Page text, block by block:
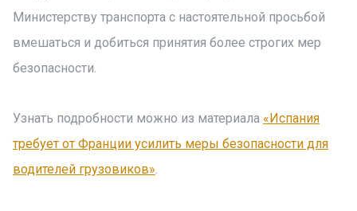
Министерству транспорта с настоятельной просьбой
вмешаться и добиться принятия более строгих мер
безопасности.
Узнать подробности можно из материала «Испания
требует от Франции усилить меры безопасности для
водителей грузовиков».